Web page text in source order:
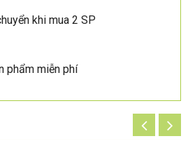
khi mua 2 SP
phẩm miễn phí